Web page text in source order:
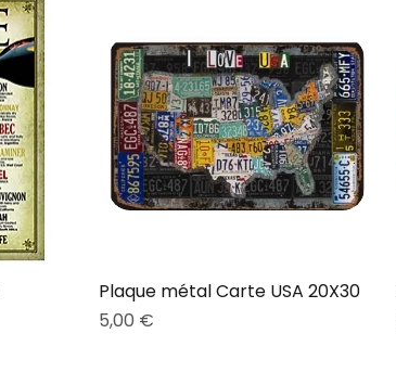
Plaque métal Carte USA 20X30
Prix
5,00 €